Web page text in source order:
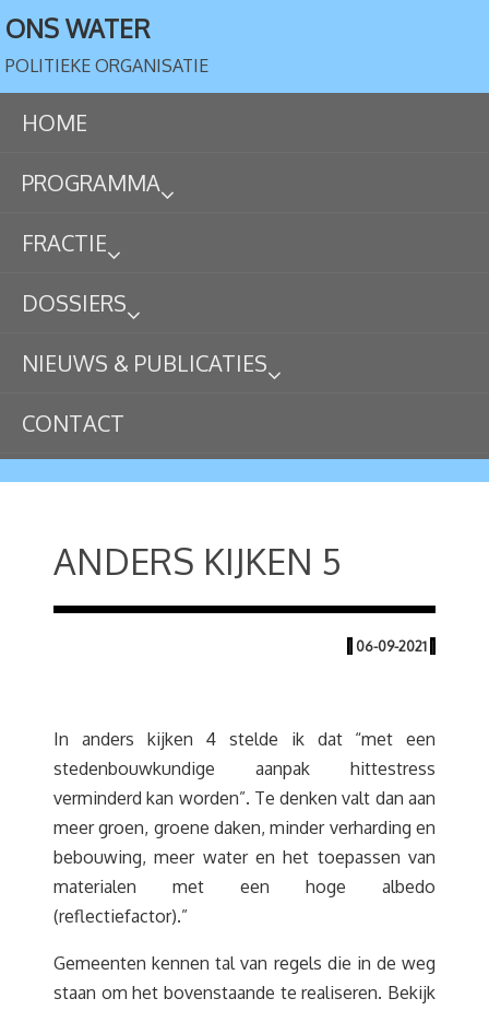
ONS WATER
POLITIEKE ORGANISATIE
HOME
PROGRAMMA
FRACTIE
DOSSIERS
NIEUWS & PUBLICATIES
CONTACT
ANDERS KIJKEN 5
| 06-09-2021 |
In anders kijken 4 stelde ik dat “met een
stedenbouwkundige aanpak hittestress
verminderd kan worden”. Te denken valt dan aan
meer groen, groene daken, minder verharding en
bebouwing, meer water en het toepassen van
materialen met een hoge albedo
(reflectiefactor).”
Gemeenten kennen tal van regels die in de weg
staan om het bovenstaande te realiseren. Bekijk